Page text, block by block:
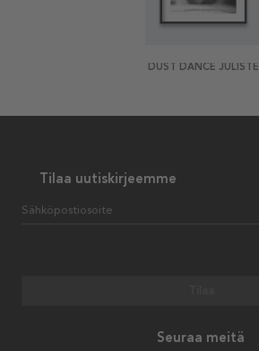
DUST DANCE JULISTE
Tilaa uutiskirjeemme
Sähköpostiosoite
Seuraa meitä